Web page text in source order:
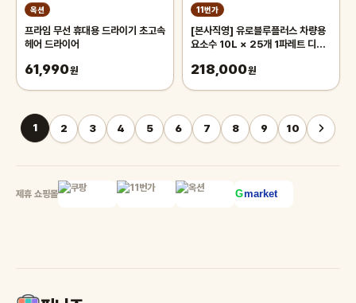
옥션
프라임 무선 휴대용 드라이기 초고속
헤어 드라이어
61,990원
11번가
[본사직영] 유로블루플러스 차량용
요소수 10L × 25개 1파레트 디젤
218,000원
1 2 3 4 5 6 7 8 9 10
제휴 쇼핑몰